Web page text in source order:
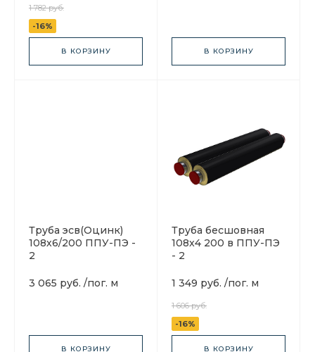
1 782 руб.
-16%
В КОРЗИНУ В КОРЗИНУ
Труба эсв(Оцинк)
108х6/200 ППУ-ПЭ -
2
3 065 руб. /пог. м
В КОРЗИНУ
Труба бесшовная
108x4 200 в ППУ-ПЭ
- 2
1 349 руб. /пог. м
1 606 руб.
-16%
В КОРЗИНУ